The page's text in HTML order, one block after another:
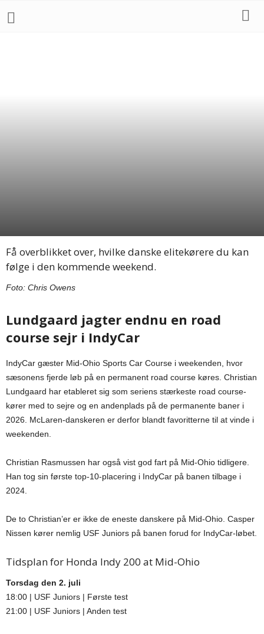
Af Christian Hildgaard 1. juli 2026
Få overblikket over, hvilke danske elitekørere du kan
følge i den kommende weekend.
Foto: Chris Owens
Lundgaard jagter endnu en road
course sejr i IndyCar
IndyCar gæster Mid-Ohio Sports Car Course i weekenden, hvor
sæsonens fjerde løb på en permanent road course køres. Christian
Lundgaard har etableret sig som seriens stærkeste road course-
kører med to sejre og en andenplads på de permanente baner i
2026. McLaren-danskeren er derfor blandt favoritterne til at vinde i
weekenden.
Christian Rasmussen har også vist god fart på Mid-Ohio tidligere.
Han tog sin første top-10-placering i IndyCar på banen tilbage i
2024.
De to Christian’er er ikke de eneste danskere på Mid-Ohio. Casper
Nissen kører nemlig USF Juniors på banen forud for IndyCar-løbet.
Tidsplan for Honda Indy 200 at Mid-Ohio
Torsdag den 2. juli
18:00 | USF Juniors | Første test
21:00 | USF Juniors | Anden test